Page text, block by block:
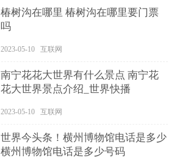
椿树沟在哪里 椿树沟在哪里要门票
吗
2023-05-10 互联网
南宁花花大世界有什么景点 南宁花
花大世界景点介绍_世界快播
2023-05-10 互联网
世界今头条！横州博物馆电话是多少
横州博物馆电话是多少号码